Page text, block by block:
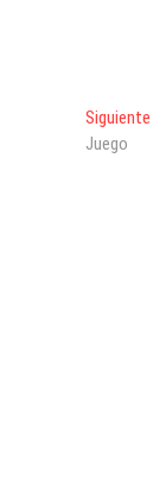
Siguiente
Juego